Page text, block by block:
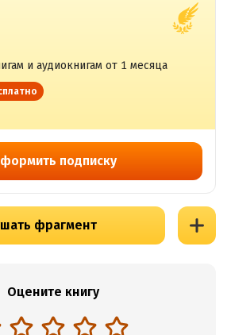
и аудиокнигам от 1 месяца
подписку
фрагмент
Оцените книгу